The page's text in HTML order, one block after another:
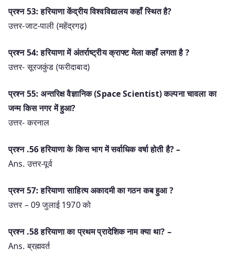
प्रश्न 53: हरियाणा केंद्रीय विश्वविद्यालय कहाँ स्थित है?
उत्तर-जाट-पाली (महेंद्रगढ़)
प्रश्न 54: हरियाणा में अंतर्राष्ट्रीय क्राफ्ट मेला कहाँ लगता है ?
उत्तर- सूरजकुंड (फरीदाबाद)
प्रश्न 55: अन्तरिक्ष वैज्ञानिक (Space Scientist) कल्पना चावला का
जन्म किस नगर में हुआ?
उत्तर- करनाल
प्रश्‍न .56 हरियाणा के किस भाग में सर्वाधिक वर्षा होती है? –
Ans. उत्तर-पूर्व
प्रश्न 57: हरियाणा साहित्य अकादमी का गठन कब हुआ ?
उत्तर – 09 जुलाई 1970 को
प्रश्‍न .58 हरियाणा का प्रथम प्रादेशिक नाम क्या था? –
Ans. ब्रह्मवर्त